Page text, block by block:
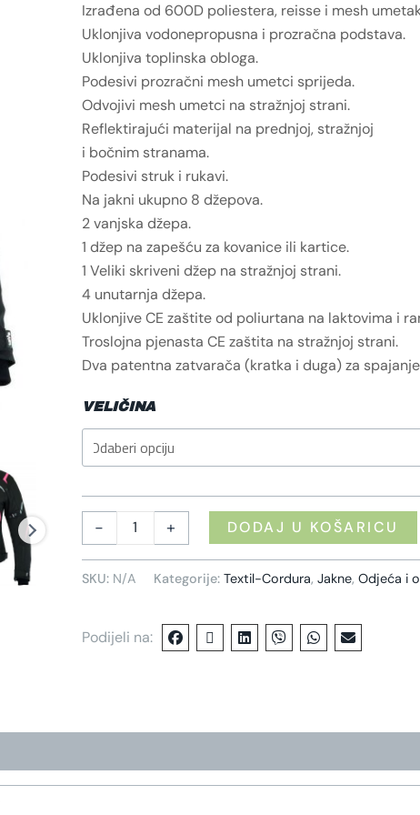
Izrađena od 600D poliestera, reisse i mesh
Uklonjiva vodonepropusna i prozračna podstava.
Uklonjiva toplinska obloga.
Podesivi prozračni mesh umetci sprijeda.
Odvojivi mesh umetci na stražnjoj strani.
Reflektirajući materijal na prednjoj, stražnjoj
i bočnim stranama.
Podesivi struk i rukavi.
Na jakni ukupno 8 džepova.
2 vanjska džepa.
1 džep na zapešću za kovanice ili kartice.
1 Veliki skriveni džep na stražnjoj strani.
4 unutarnja džepa.
Uklonjive CE zaštite od poliurtana na laktovima i
Troslojna pjenasta CE zaštita na stražnjoj strani.
Dva patentna zatvarača (kratka i duga) za
VELIČINA
- + DODAJ U KOŠARICU
SKU: N/A Kategorije: Textil-Cordura, Jakne, Odjeća i
Podijeli na: